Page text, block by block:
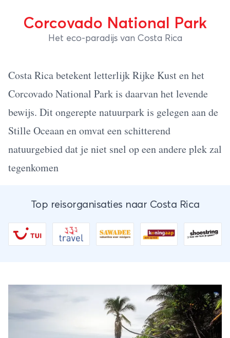
Corcovado National Park
Het eco-paradijs van Costa Rica
Costa Rica betekent letterlijk Rijke Kust en het
Corcovado National Park is daarvan het levende
bewijs. Dit ongerepte natuurpark is gelegen aan de
Stille Oceaan en omvat een schitterend
natuurgebied dat je niet snel op een andere plek zal
tegenkomen
Top reisorganisaties naar Costa Rica